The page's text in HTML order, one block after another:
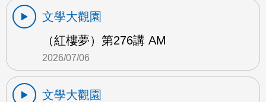
文學大觀園
（紅樓夢）第276講 AM
2026/07/06
文學大觀園